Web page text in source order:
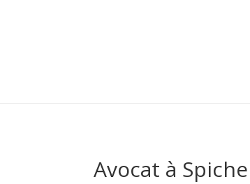
Avocat à